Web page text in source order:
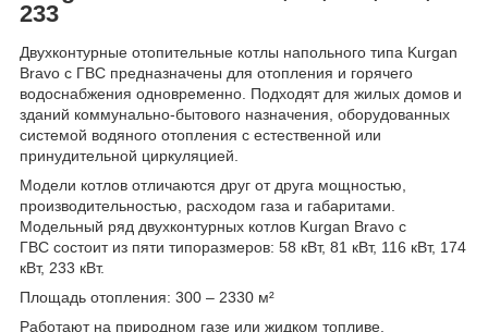
233
Двухконтурные отопительные котлы напольного типа Kurgan
Bravo с ГВС предназначены для отопления и горячего
водоснабжения одновременно. Подходят для жилых домов и
зданий коммунально-бытового назначения, оборудованных
системой водяного отопления с естественной или
принудительной циркуляцией.
Модели котлов отличаются друг от друга мощностью,
производительностью, расходом газа и габаритами.
Модельный ряд двухконтурных котлов Kurgan Bravo с
ГВС состоит из пяти типоразмеров: 58 кВт, 81 кВт, 116 кВт, 174
кВт, 233 кВт.
Площадь отопления: 300 – 2330 м²
Работают на природном газе или жидком топливе.